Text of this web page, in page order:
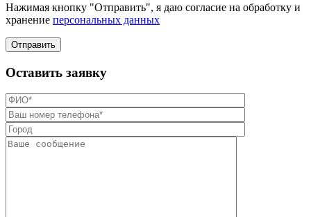
Нажимая кнопку "Отправить", я даю согласие на обработку и
хранение персональных данных
Отправить
Оставить заявку